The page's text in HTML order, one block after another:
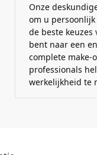
Onze
om u
de beste
bent naar een
complete make-
professionals
werkelijkheid te